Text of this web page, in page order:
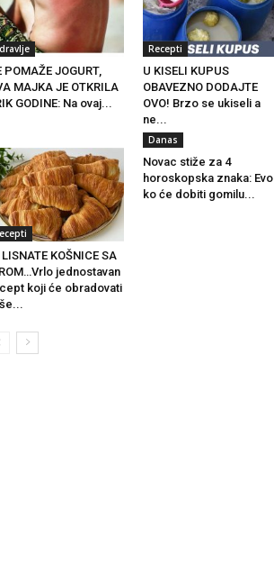
POMAŽE JOGURT,
MAJKA JE OTKRILA
GODINE: Na ovaj...
Recepti
U KISELI KUPUS
OBAVEZNO DODAJTE
OVO! Brzo se ukiseli a
ne...
KOŠNICE SA
jednostavan
koji će obradovati
Danas
Novac stiže za 4
horoskopska znaka: Evo
ko će dobiti gomilu...